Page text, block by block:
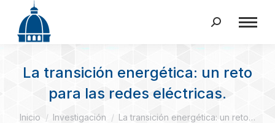
Buscar:
La transición energética: un reto
para las redes eléctricas.
Estás aquí:
Inicio Investigación La transición energética: un reto…